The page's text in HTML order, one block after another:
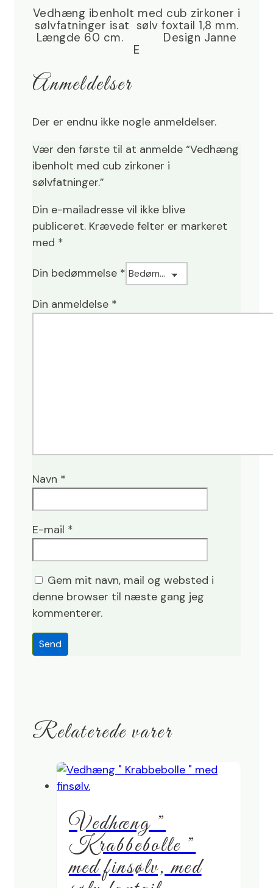
Vedhæng ibenholt med cub zirkoner i
sølvfatninger isat sølv foxtail 1,8 mm.
Længde 60 cm. Design Janne
E
Anmeldelser
Der er endnu ikke nogle anmeldelser.
Vær den første til at anmelde “Vedhæng
ibenholt med cub zirkoner i
sølvfatninger.”
Din e-mailadresse vil ikke blive
publiceret. Krævede felter er markeret
med *
Din bedømmelse *
Din anmeldelse *
Navn *
E-mail *
Gem mit navn, mail og websted i
denne browser til næste gang jeg
kommenterer.
Relaterede varer
Vedhæng ”
Krabbebolle ”
med finsølv, med